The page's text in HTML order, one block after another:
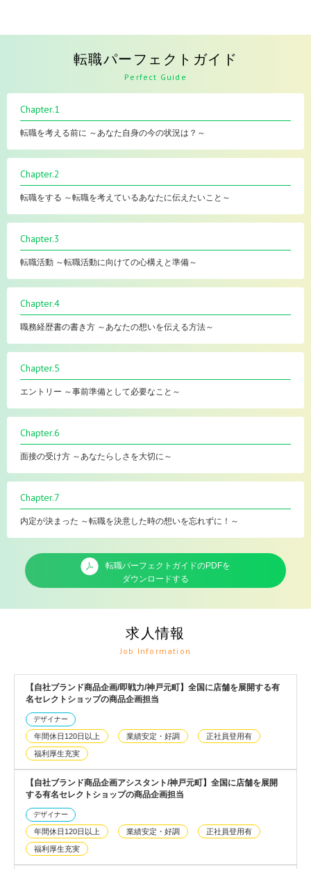
転職パーフェクトガイド
Perfect Guide
Chapter.1
転職を考える前に ～あなた自身の今の状況は？～
Chapter.2
転職をする ～転職を考えているあなたに伝えたいこと～
Chapter.3
転職活動 ～転職活動に向けての心構えと準備～
Chapter.4
職務経歴書の書き方 ～あなたの想いを伝える方法～
Chapter.5
エントリー ～事前準備として必要なこと～
Chapter.6
面接の受け方 ～あなたらしさを大切に～
Chapter.7
内定が決まった ～転職を決意した時の想いを忘れずに！～
転職パーフェクトガイドのPDFを
ダウンロードする
求人情報
Job Information
【自社ブランド商品企画/即戦力/神戸元町】全国に店舗を展開する有
名セレクトショップの商品企画担当
デザイナー
年間休日120日以上 業績安定・好調 正社員登用有
福利厚生充実
【自社ブランド商品企画アシスタント/神戸元町】全国に店舗を展開
する有名セレクトショップの商品企画担当
デザイナー
年間休日120日以上 業績安定・好調 正社員登用有
福利厚生充実